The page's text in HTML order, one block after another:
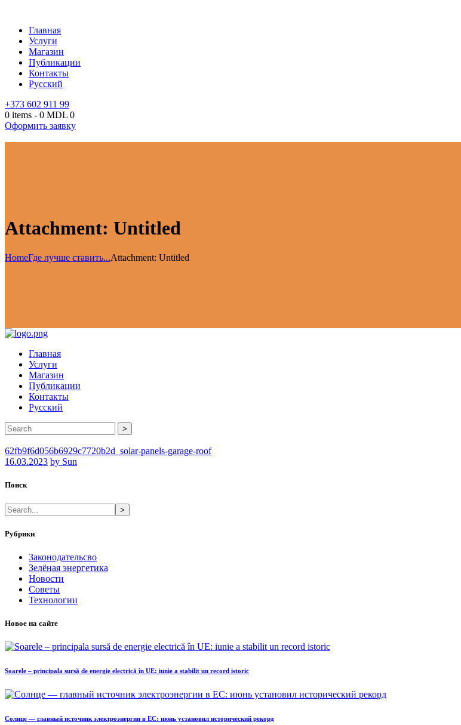
Главная
Услуги
Магазин
Публикации
Контакты
Русский
+373 602 911 99
0 items - 0 MDL 0
Оформить заявку
Attachment: Untitled
HomeГде лучше ставить...Attachment: Untitled
Главная
Услуги
Магазин
Публикации
Контакты
Русский
>
62fb9f6d056b6929c7720b2d_solar-panels-garage-roof
16.03.2023 by Sun
Поиск
>
Рубрики
Законодательсво
Зелёная энергетика
Новости
Советы
Технологии
Новое на сайте
Soarele – principala sursă de energie electrică în UE: iunie a stabilit un record istoric
Солнце — главный источник электроэнергии в ЕС: июнь установил исторический рекорд